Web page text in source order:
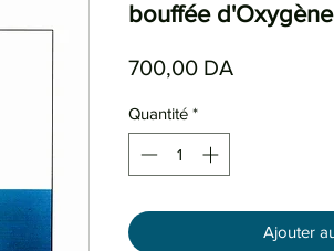
bouffée
700,00 DA
Quantité *
Ajouter